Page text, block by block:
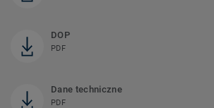
DOP
PDF
Dane techniczne
PDF